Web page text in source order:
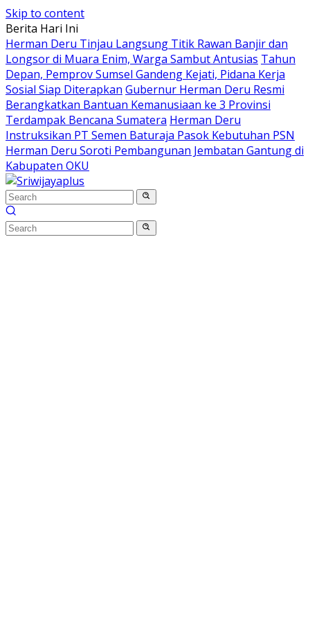
Skip to content
Berita Hari Ini
Herman Deru Tinjau Langsung Titik Rawan Banjir dan
Longsor di Muara Enim, Warga Sambut Antusias Tahun
Depan, Pemprov Sumsel Gandeng Kejati, Pidana Kerja
Sosial Siap Diterapkan Gubernur Herman Deru Resmi
Berangkatkan Bantuan Kemanusiaan ke 3 Provinsi
Terdampak Bencana Sumatera Herman Deru
Instruksikan PT Semen Baturaja Pasok Kebutuhan PSN
Herman Deru Soroti Pembangunan Jembatan Gantung di
Kabupaten OKU